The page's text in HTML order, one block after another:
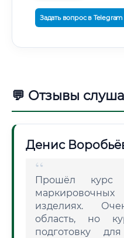
Задать вопрос в Telegram
💬 Отзывы
Денис
Прошёл курс
изделиях.
область, но
подготовку